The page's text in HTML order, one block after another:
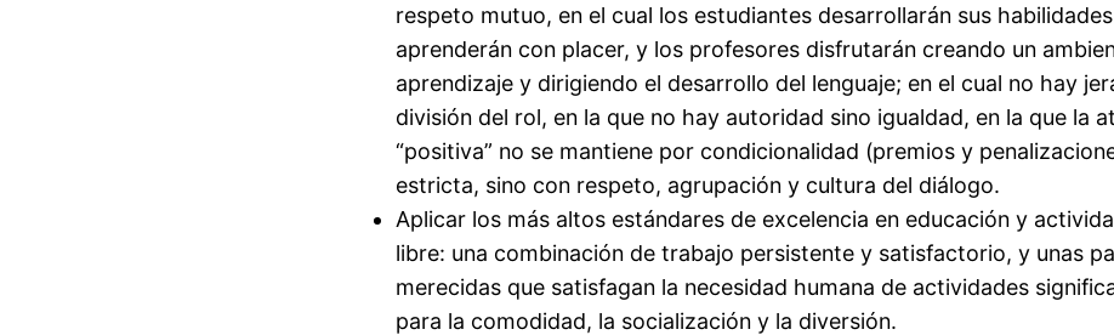
respeto mutuo, en el cual los estudiantes desarrollarán sus
aprenderán con placer, y los profesores disfrutarán creando un
aprendizaje y dirigiendo el desarrollo del lenguaje; en el cual no hay
división del rol, en la que no hay autoridad sino igualdad, en la que la
“positiva” no se mantiene por condicionalidad (premios y
estricta, sino con respeto, agrupación y cultura del diálogo.
Aplicar los más altos estándares de excelencia en educación y
libre: una combinación de trabajo persistente y satisfactorio, y unas
merecidas que satisfagan la necesidad humana de actividades
para la comodidad, la socialización y la diversión.